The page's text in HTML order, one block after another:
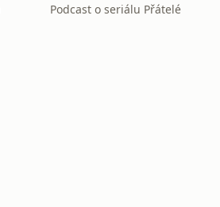
Podcast o seriálu Přátelé